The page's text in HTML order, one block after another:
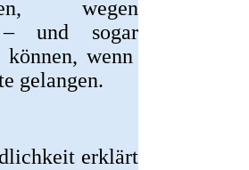
wegen
– und sogar
wenn
gelangen.
erklärt